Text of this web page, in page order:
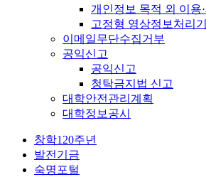
개인정보 목적 외 이용
고정형 영상정보처리
이메일무단수집거부
공익신고
공익신고
청탁금지법 신고
대학안전관리계획
대학정보공시
창학120주년
발전기금
숙명포털